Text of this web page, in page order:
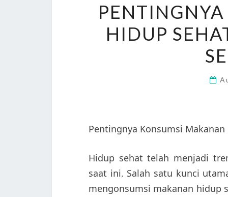
HIDUP
Pentingnya Konsumsi
Hidup sehat telah menjadi
saat ini. Salah satu kunci
mengonsumsi makanan hidup